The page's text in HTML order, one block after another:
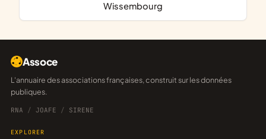
Wissembourg
Assoce
L'annuaire des associations françaises, construit sur les données
publiques.
RNA / JOAFE / SIRENE
EXPLORER